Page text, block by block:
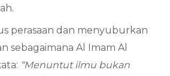
perasaan dan menyuburkan
sebagaimana Al Imam Al
“Menuntut ilmu bukan